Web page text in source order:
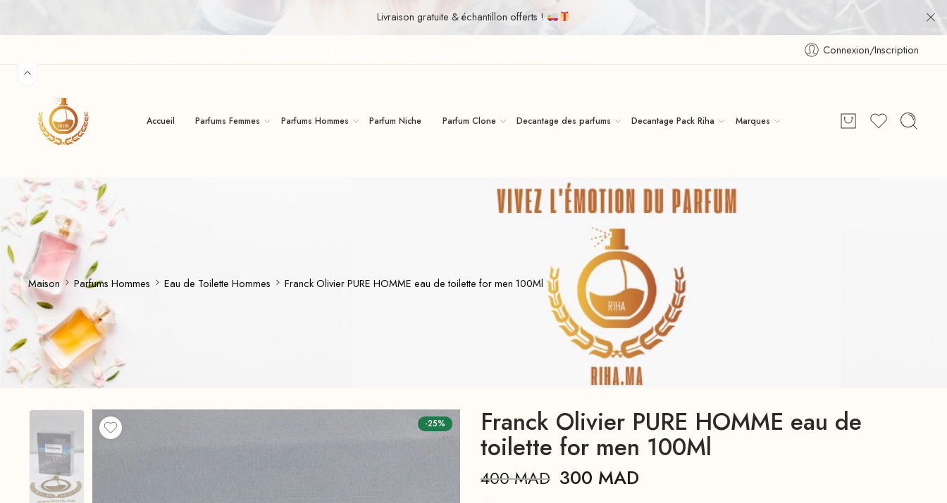
Livraison gratuite & échantillon offerts !
Connexion/Inscription
Accueil Parfums Femmes Parfums Hommes Parfum Niche Parfum Clone Decantage des parfums Decantage Pack Riha Marques
Maison Parfums Hommes Eau de Toilette Hommes Franck Olivier PURE HOMME eau de toilette for men 100Ml
-25% Franck Olivier PURE HOMME eau de
toilette for men 100Ml
400MAD 300 MAD